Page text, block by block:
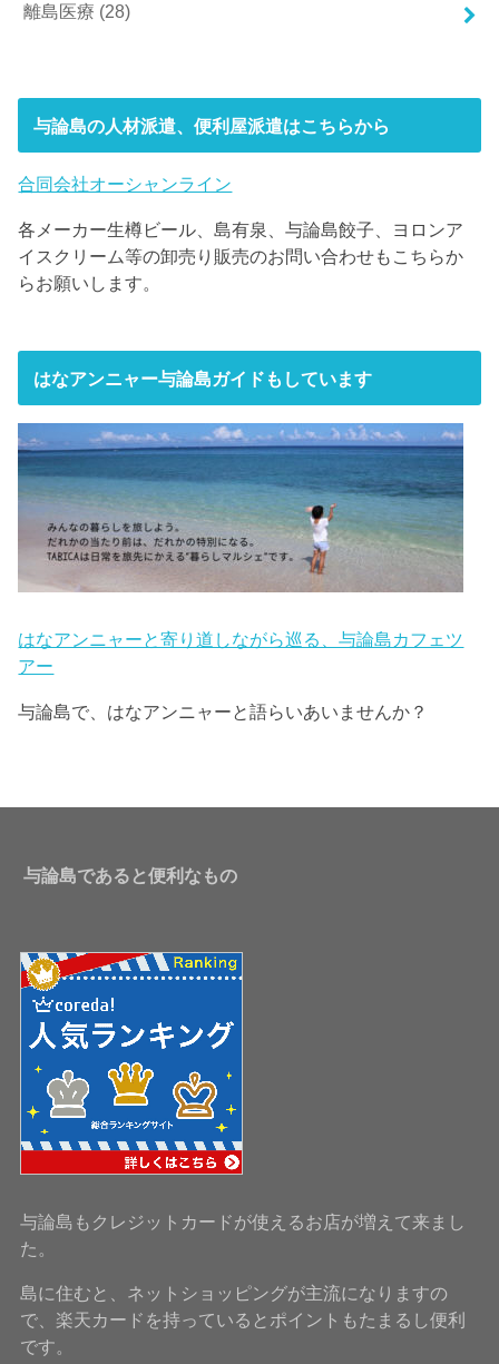
離島医療 (28)
与論島の人材派遣、便利屋派遣はこちらから
合同会社オーシャンライン
各メーカー生樽ビール、島有泉、与論島餃子、ヨロンア
イスクリーム等の卸売り販売のお問い合わせもこちらか
らお願いします。
はなアンニャー与論島ガイドもしています
はなアンニャーと寄り道しながら巡る、与論島カフェツ
アー
与論島で、はなアンニャーと語らいあいませんか？
与論島であると便利なもの
与論島もクレジットカードが使えるお店が増えて来まし
た。
島に住むと、ネットショッピングが主流になりますの
で、楽天カードを持っているとポイントもたまるし便利
です。